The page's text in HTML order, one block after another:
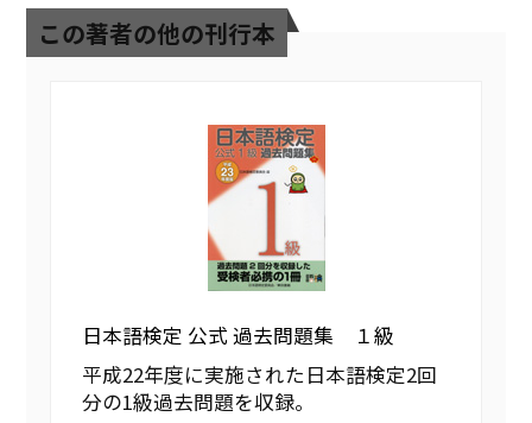
この著者の他の刊行本
日本語検定 公式 過去問題集 １級
平成22年度に実施された日本語検定2回
分の1級過去問題を収録。